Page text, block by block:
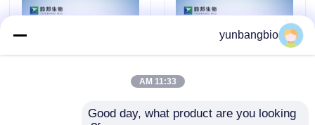
حالات
الكواشف البيوكيميائية
yunbangbio
11:33 AM
Good day, what product are you looking